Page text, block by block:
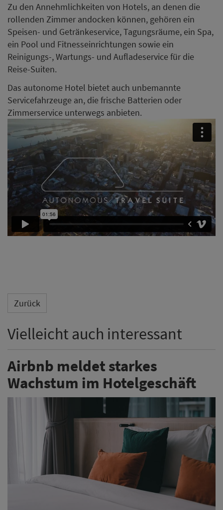
Zu den Annehmlichkeiten von Hotels, an denen die
rollenden Zimmer andocken können, gehören ein
Speisen- und Getränkeservice, Tagungsräume, ein Spa,
ein Pool und Fitnesseinrichtungen sowie ein
Reinigungs-, Wartungs- und Aufladeservice für die
Reise-Suiten.
Das autonome Hotel bietet auch unbemannte
Servicefahrzeuge an, die frische Batterien oder
Zimmerservice unterwegs anbieten.
Zurück
Vielleicht auch interessant
Airbnb meldet starkes
Wachstum im Hotelgeschäft